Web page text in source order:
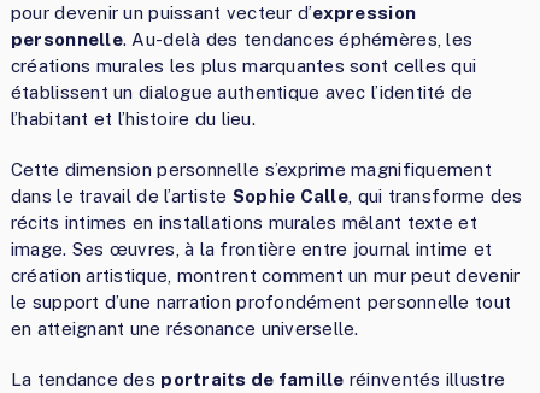
pour devenir un puissant vecteur d’expression
personnelle. Au-delà des tendances éphémères, les
créations murales les plus marquantes sont celles qui
établissent un dialogue authentique avec l’identité de
l’habitant et l’histoire du lieu.
Cette dimension personnelle s’exprime magnifiquement
dans le travail de l’artiste Sophie Calle , qui transforme des
récits intimes en installations murales mêlant texte et
image. Ses œuvres, à la frontière entre journal intime et
création artistique, montrent comment un mur peut devenir
le support d’une narration profondément personnelle tout
en atteignant une résonance universelle.
La tendance des portraits de famille réinventés illustre